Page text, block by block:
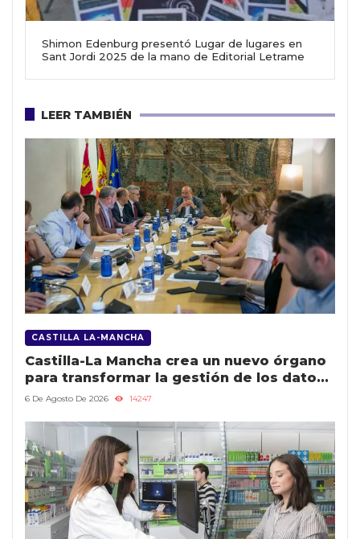
Shimon Edenburg presentó Lugar de lugares en
Sant Jordi 2025 de la mano de Editorial Letrame
LEER TAMBIÉN
CASTILLA LA-MANCHA
Castilla-La Mancha crea un nuevo órgano
para transformar la gestión de los datos
públicos y mejorar los servicios
6 De Agosto De 2026 14247